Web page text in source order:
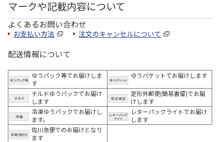
マークや記載内容について
よくあるお問い合わせ
お支払い方法 注文のキャンセルについて
配送情報について
ゆうパック等でお届けしま
す
ゆうパケットでお届けします
チルドゆうパックでお届け
します
定形外郵便(簡易書留)でお届
けします
冷凍ゆうパックでお届けし
ます。
レターパックライトでお届け
します
佐川急便でのお届けとなり
ます